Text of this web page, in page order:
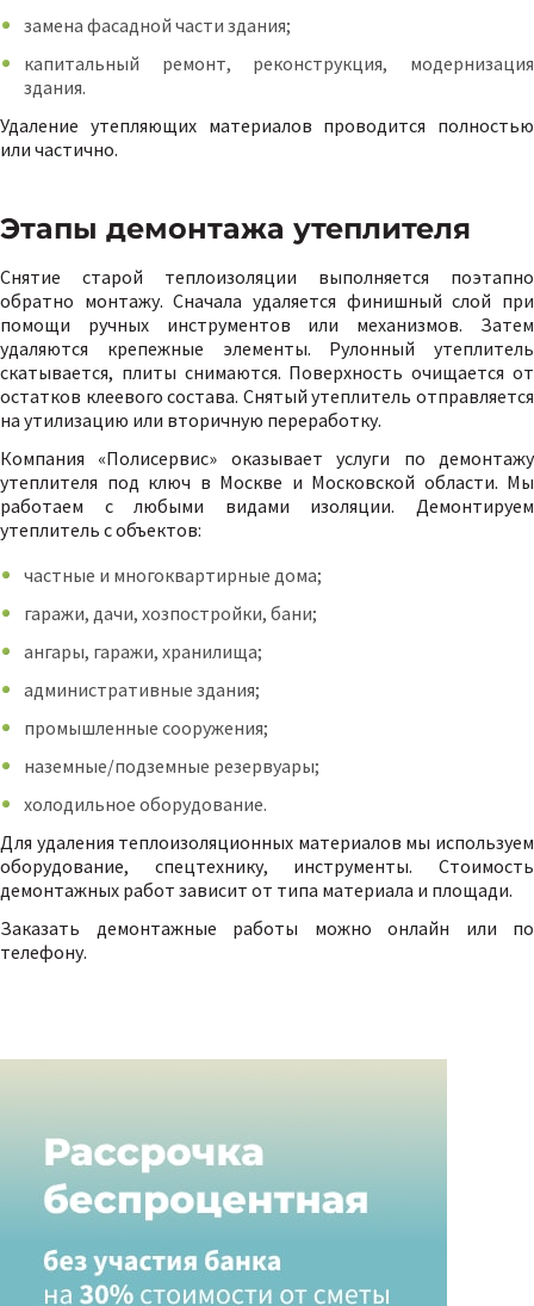
замена фасадной части здания;
капитальный ремонт, реконструкция, модернизация
здания.
Удаление утепляющих материалов проводится полностью
или частично.
Этапы демонтажа утеплителя
Снятие старой теплоизоляции выполняется поэтапно
обратно монтажу. Сначала удаляется финишный слой при
помощи ручных инструментов или механизмов. Затем
удаляются крепежные элементы. Рулонный утеплитель
скатывается, плиты снимаются. Поверхность очищается от
остатков клеевого состава. Снятый утеплитель отправляется
на утилизацию или вторичную переработку.
Компания «Полисервис» оказывает услуги по демонтажу
утеплителя под ключ в Москве и Московской области. Мы
работаем с любыми видами изоляции. Демонтируем
утеплитель с объектов:
частные и многоквартирные дома;
гаражи, дачи, хозпостройки, бани;
ангары, гаражи, хранилища;
административные здания;
промышленные сооружения;
наземные/подземные резервуары;
холодильное оборудование.
Для удаления теплоизоляционных материалов мы используем
оборудование, спецтехнику, инструменты. Стоимость
демонтажных работ зависит от типа материала и площади.
Заказать демонтажные работы можно онлайн или по
телефону.